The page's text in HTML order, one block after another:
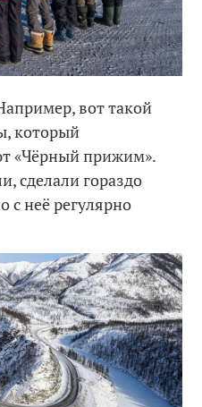
вот такой
который
«Чёрный прижим».
сделали гораздо
с неё регулярно